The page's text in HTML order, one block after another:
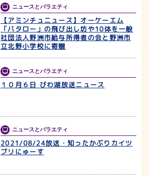
ニュースとバラエティ
【アミンチュニュース】オーケーエム
「バタロー」の飛び出し坊や10体を一般
社団法人野洲市給与所得者の会と野洲市
立北野小学校に寄贈
ニュースとバラエティ
１０月６日 びわ湖放送ニュース
ニュースとバラエティ
2021/08/24放送・知ったかぶりカイツ
ブリにゅーす